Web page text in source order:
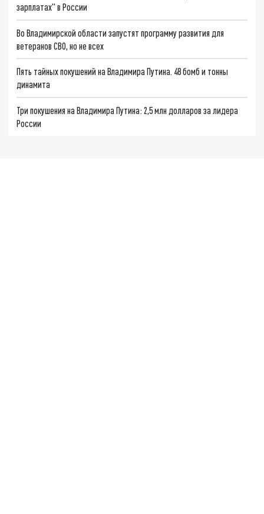
зарплатах" в России
Во Владимирской области запустят программу развития для
ветеранов СВО, но не всех
Пять тайных покушений на Владимира Путина. 48 бомб и тонны
динамита
Три покушения на Владимира Путина: 2,5 млн долларов за лидера
России